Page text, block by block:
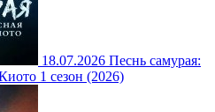
18.07.2026 Песнь самурая:
1 сезон (2026)